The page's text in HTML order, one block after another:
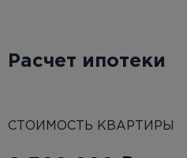
Расчет ипотеки
СТОИМОСТЬ КВАРТИРЫ